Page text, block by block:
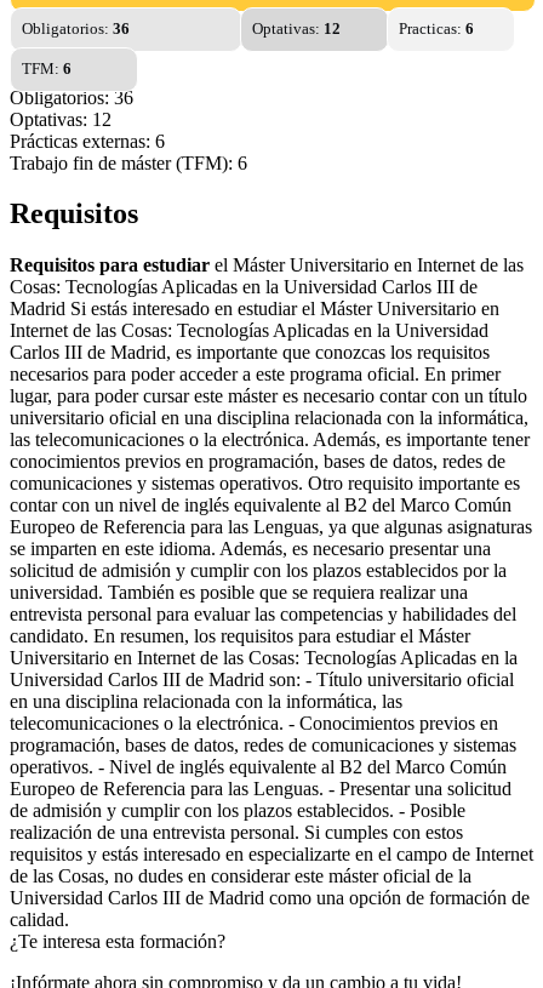
Obligatorios: 36 Optativas: 12 Practicas:6
TFM: 6
Obligatorios: 36
Optativas: 12
Prácticas externas: 6
Trabajo fin de máster (TFM): 6
Requisitos
Requisitos para estudiar el Máster Universitario en Internet de las
Cosas: Tecnologías Aplicadas en la Universidad Carlos III de
Madrid Si estás interesado en estudiar el Máster Universitario en
Internet de las Cosas: Tecnologías Aplicadas en la Universidad
Carlos III de Madrid, es importante que conozcas los requisitos
necesarios para poder acceder a este programa oficial. En primer
lugar, para poder cursar este máster es necesario contar con un título
universitario oficial en una disciplina relacionada con la informática,
las telecomunicaciones o la electrónica. Además, es importante tener
conocimientos previos en programación, bases de datos, redes de
comunicaciones y sistemas operativos. Otro requisito importante es
contar con un nivel de inglés equivalente al B2 del Marco Común
Europeo de Referencia para las Lenguas, ya que algunas asignaturas
se imparten en este idioma. Además, es necesario presentar una
solicitud de admisión y cumplir con los plazos establecidos por la
universidad. También es posible que se requiera realizar una
entrevista personal para evaluar las competencias y habilidades del
candidato. En resumen, los requisitos para estudiar el Máster
Universitario en Internet de las Cosas: Tecnologías Aplicadas en la
Universidad Carlos III de Madrid son: - Título universitario oficial
en una disciplina relacionada con la informática, las
telecomunicaciones o la electrónica. - Conocimientos previos en
programación, bases de datos, redes de comunicaciones y sistemas
operativos. - Nivel de inglés equivalente al B2 del Marco Común
Europeo de Referencia para las Lenguas. - Presentar una solicitud
de admisión y cumplir con los plazos establecidos. - Posible
realización de una entrevista personal. Si cumples con estos
requisitos y estás interesado en especializarte en el campo de Internet
de las Cosas, no dudes en considerar este máster oficial de la
Universidad Carlos III de Madrid como una opción de formación de
calidad.
¿Te interesa esta formación?
¡Infórmate ahora sin compromiso y da un cambio a tu vida!